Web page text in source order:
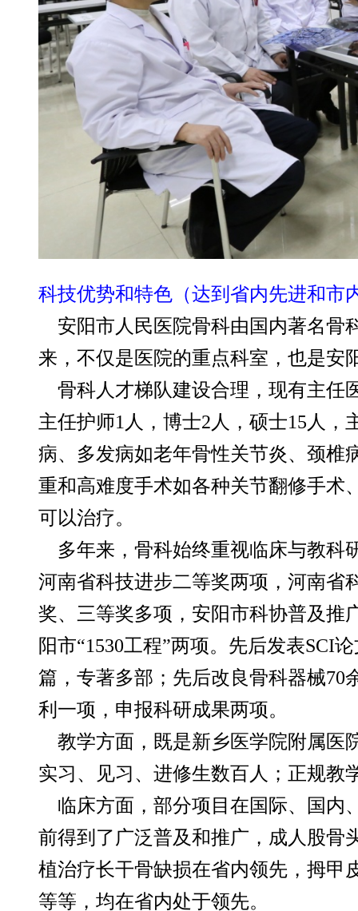
科技优势和特色（达到省内先进和市
安阳市人民医院骨科由国内著名骨
来，不仅是医院的重点科室，也是安
骨科人才梯队建设合理，现有主任
主任护师1人，博士2人，硕士15人
病、多发病如老年骨性关节炎、颈椎
重和高难度手术如各种关节翻修手术
可以治疗。
多年来，骨科始终重视临床与教科
河南省科技进步二等奖两项，河南省
奖、三等奖多项，安阳市科协普及推
阳市“1530工程”两项。先后发表SCI
篇，专著多部；先后改良骨科器械70
利一项，申报科研成果两项。
教学方面，既是新乡医学院附属医
实习、见习、进修生数百人；正规教
临床方面，部分项目在国际、国内
前得到了广泛普及和推广，成人股骨
植治疗长干骨缺损在省内领先，拇甲
等等，均在省内处于领先。